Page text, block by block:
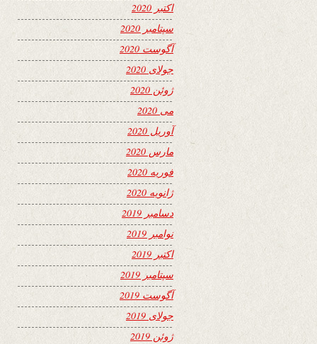
اکتبر 2020
سپتامبر 2020
آگوست 2020
جولای 2020
ژوئن 2020
می 2020
آوریل 2020
مارس 2020
فوریه 2020
ژانویه 2020
دسامبر 2019
نوامبر 2019
اکتبر 2019
سپتامبر 2019
آگوست 2019
جولای 2019
ژوئن 2019